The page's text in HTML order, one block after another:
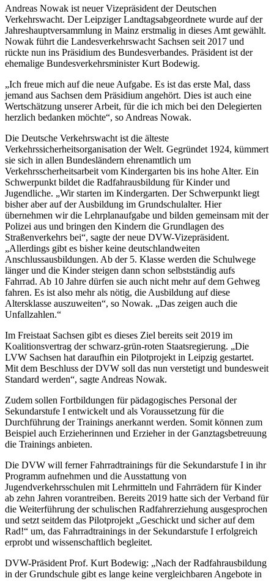
Andreas Nowak ist neuer Vizepräsident der Deutschen
Verkehrswacht. Der Leipziger Landtagsabgeordnete wurde auf der
Jahreshauptversammlung in Mainz erstmalig in dieses Amt gewählt.
Nowak führt die Landesverkehrswacht Sachsen seit 2017 und
rückte nun ins Präsidium des Bundesverbandes. Präsident ist der
ehemalige Bundesverkehrsminister Kurt Bodewig.
„Ich freue mich auf die neue Aufgabe. Es ist das erste Mal, dass
jemand aus Sachsen dem Präsidium angehört. Dies ist auch eine
Wertschätzung unserer Arbeit, für die ich mich bei den Delegierten
herzlich bedanken möchte“, so Andreas Nowak.
Die Deutsche Verkehrswacht ist die älteste
Verkehrssicherheitsorganisation der Welt. Gegründet 1924, kümmert
sie sich in allen Bundesländern ehrenamtlich um
Verkehrsscherheitsarbeit vom Kindergarten bis ins hohe Alter. Ein
Schwerpunkt bildet die Radfahrausbildung für Kinder und
Jugendliche. „Wir starten im Kindergarten. Der Schwerpunkt liegt
bisher aber auf der Ausbildung im Grundschulalter. Hier
übernehmen wir die Lehrplanaufgabe und bilden gemeinsam mit der
Polizei aus und bringen den Kindern die Grundlagen des
Straßenverkehrs bei“, sagte der neue DVW-Vizepräsident.
„Allerdings gibt es bisher keine deutschlandweiten
Anschlussausbildungen. Ab der 5. Klasse werden die Schulwege
länger und die Kinder steigen dann schon selbstständig aufs
Fahrrad. Ab 10 Jahre dürfen sie auch nicht mehr auf dem Gehweg
fahren. Es ist also mehr als nötig, die Ausbildung auf diese
Altersklasse auszuweiten“, so Nowak. „Das zeigen auch die
Unfallzahlen.“
Im Freistaat Sachsen gibt es dieses Ziel bereits seit 2019 im
Koalitionsvertrag der schwarz-grün-roten Staatsregierung. „Die
LVW Sachsen hat daraufhin ein Pilotprojekt in Leipzig gestartet.
Mit dem Beschluss der DVW soll das nun verstetigt und bundesweit
Standard werden“, sagte Andreas Nowak.
Zudem sollen Fortbildungen für pädagogisches Personal der
Sekundarstufe I entwickelt und als Voraussetzung für die
Durchführung der Trainings anerkannt werden. Somit können zum
Beispiel auch Erzieherinnen und Erzieher in der Ganztagsbetreuung
die Trainings anbieten.
Die DVW will ferner Fahrradtrainings für die Sekundarstufe I in ihr
Programm aufnehmen und die Ausstattung von
Jugendverkehrsschulen mit Lehrmitteln und Fahrrädern für Kinder
ab zehn Jahren vorantreiben. Bereits 2019 hatte sich der Verband für
die Weiterführung der schulischen Radfahrerziehung ausgesprochen
und setzt seitdem das Pilotprojekt „Geschickt und sicher auf dem
Rad!“ um, das Fahrradtrainings in der Sekundarstufe I erfolgreich
erprobt und wissenschaftlich begleitet.
DVW-Präsident Prof. Kurt Bodewig: „Nach der Radfahrausbildung
in der Grundschule gibt es lange keine vergleichbaren Angebote in